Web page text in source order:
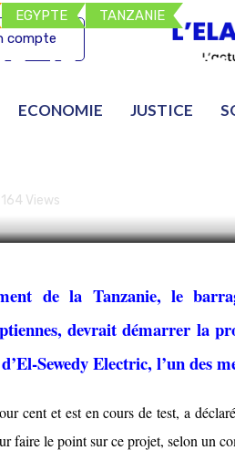
compte
ECONOMIE JUSTICE
EGYPTE TANZANIE
le
à
164 Views
de la Tanzanie, le
devrait démarrer la
Sewedy Electric, l’un des
cent et est en cours de test, a
faire le point sur ce projet, selon un